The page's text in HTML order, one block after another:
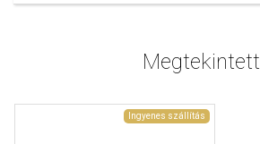
Megtekintett
Ingyenes szállítás